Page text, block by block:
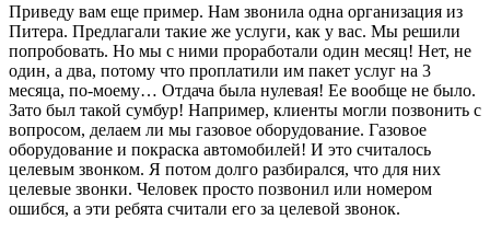
Приведу вам еще пример. Нам звонила одна организация из
Питера. Предлагали такие же услуги, как у вас. Мы решили
попробовать. Но мы с ними проработали один месяц! Нет, не
один, а два, потому что проплатили им пакет услуг на 3
месяца, по-моему… Отдача была нулевая! Ее вообще не было.
Зато был такой сумбур! Например, клиенты могли позвонить с
вопросом, делаем ли мы газовое оборудование. Газовое
оборудование и покраска автомобилей! И это считалось
целевым звонком. Я потом долго разбирался, что для них
целевые звонки. Человек просто позвонил или номером
ошибся, а эти ребята считали его за целевой звонок.